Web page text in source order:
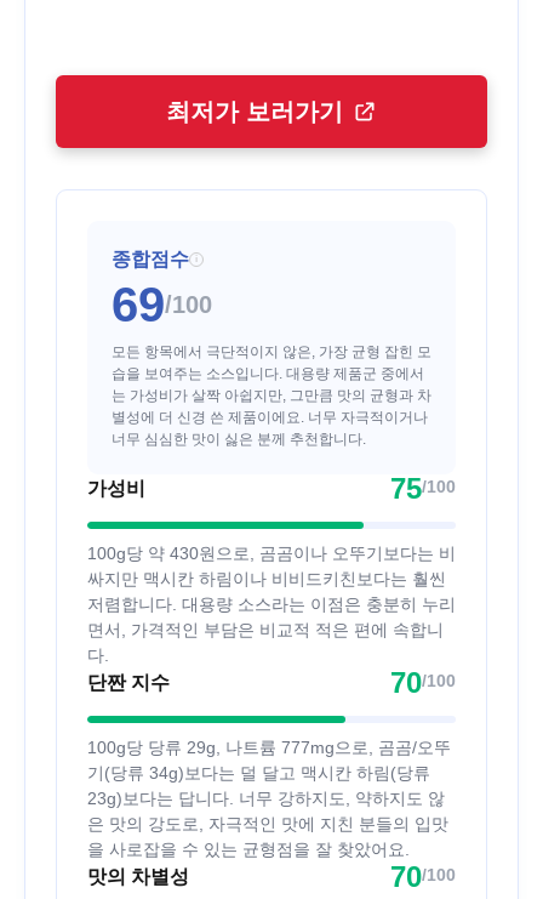
최저가 보러가기
종합점수 i
69/100
모든 항목에서 극단적이지 않은, 가장 균형 잡힌 모
습을 보여주는 소스입니다. 대용량 제품군 중에서
는 가성비가 살짝 아쉽지만, 그만큼 맛의 균형과 차
별성에 더 신경 쓴 제품이에요. 너무 자극적이거나
너무 심심한 맛이 싫은 분께 추천합니다.
가성비 75/100
100g당 약 430원으로, 곰곰이나 오뚜기보다는 비
싸지만 맥시칸 하림이나 비비드키친보다는 훨씬
저렴합니다. 대용량 소스라는 이점은 충분히 누리
면서, 가격적인 부담은 비교적 적은 편에 속합니
다.
단짠 지수 70/100
100g당 당류 29g, 나트륨 777mg으로, 곰곰/오뚜
기(당류 34g)보다는 덜 달고 맥시칸 하림(당류
23g)보다는 답니다. 너무 강하지도, 약하지도 않
은 맛의 강도로, 자극적인 맛에 지친 분들의 입맛
을 사로잡을 수 있는 균형점을 잘 찾았어요.
맛의 차별성 70/100